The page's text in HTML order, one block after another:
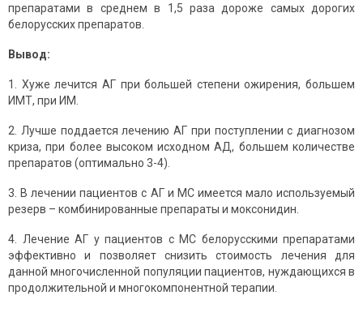
препаратами в среднем в 1,5 раза дороже самых дорогих
белорусских препаратов.
Вывод:
1. Хуже лечится АГ при большей степени ожирения, большем
ИМТ, при ИМ.
2. Лучше поддается лечению АГ при поступлении с диагнозом
криза, при более высоком исходном АД, большем количестве
препаратов (оптимально 3-4).
3. В лечении пациентов с АГ и МС имеется мало используемый
резерв – комбинированные препараты и моксонидин.
4. Лечение АГ у пациентов с МС белорусскими препаратами
эффективно и позволяет снизить стоимость лечения для
данной многочисленной популяции пациентов, нуждающихся в
продолжительной и многокомпонентной терапии.